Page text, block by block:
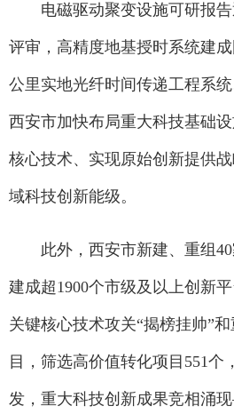
电磁驱动聚变设施可研报告
评审，高精度地基授时系统建
公里实地光纤时间传递工程系
西安市加快布局重大科技基础
核心技术、实现原始创新提供
域科技创新能级。
此外，西安市新建、重组40
建成超1900个市级及以上创新
关键核心技术攻关“揭榜挂帅”
目，筛选高价值转化项目551个
发，重大科技创新成果竞相涌